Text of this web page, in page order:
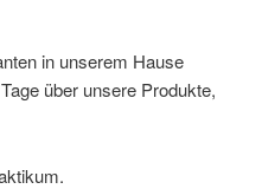
in unserem Hause
über unsere Produkte,